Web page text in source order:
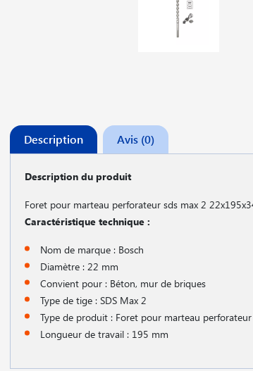
Description Avis (0)
Description du produit
Foret pour marteau perforateur sds max 2
Caractéristique technique :
Nom de marque : Bosch
Diamètre : 22 mm
Convient pour : Béton, mur de briques
Type de tige : SDS Max 2
Type de produit : Foret pour marteau perforateur
Longueur de travail : 195 mm